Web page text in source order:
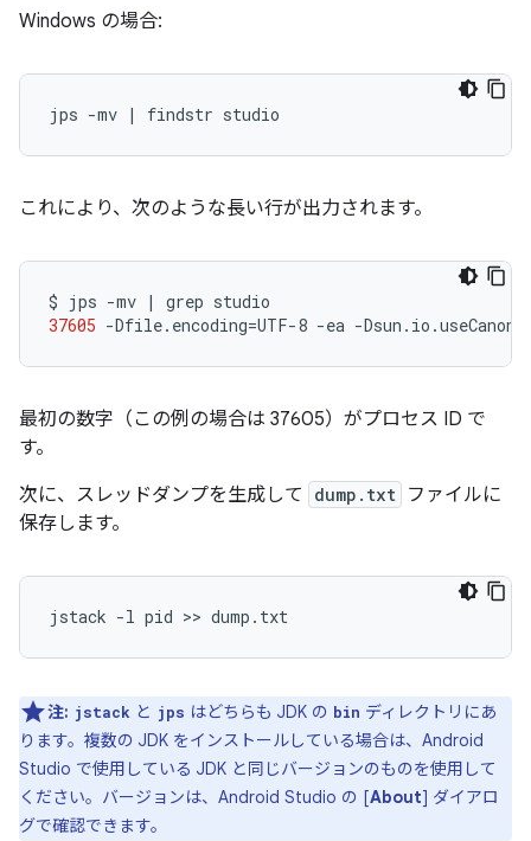
Windows の場合:
これにより、次のような長い行が出力されます。
$ jps -mv | grep
37605 -Dfile.encoding=UTF-8 -ea -
最初の数字（この例の場合は 37605）がプロセス ID で
す。
次に、スレッドダンプを生成して
dump.txt
ファイルに
保存します。
注: jstack と jps はどちらも JDK の bin ディレクトリにあ
ります。複数の JDK をインストールしている場合は、Android
Studio で使用している JDK と同じバージョンのものを使用して
ください。バージョンは、Android Studio の [About] ダイアロ
グで確認できます。